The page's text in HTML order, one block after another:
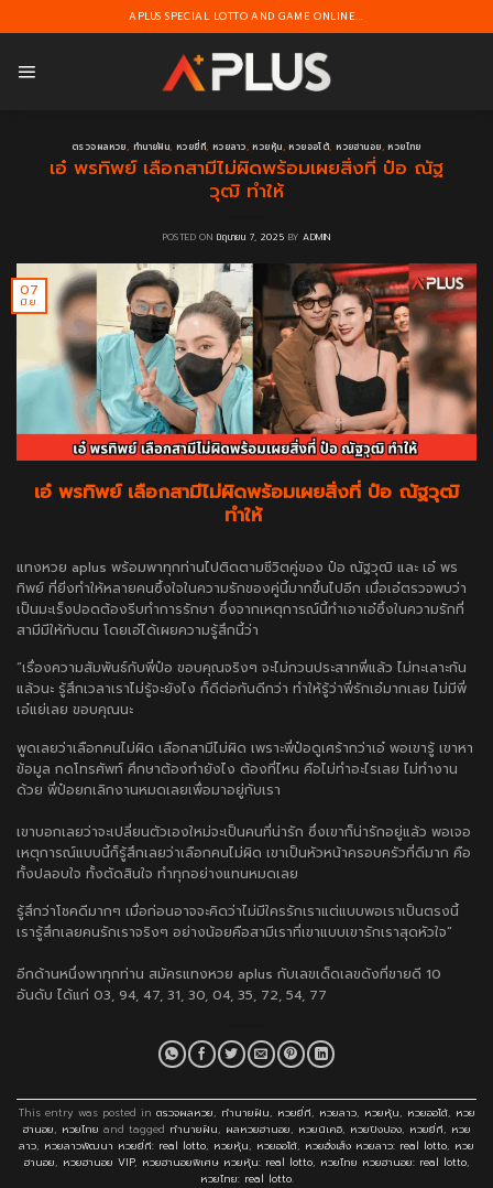
to
APLUS SPECIAL LOTTO AND GAME ONLINE...
ตรวจผลหวย, ทำนายฝัน, หวยยี่กี, หวยลาว, หวยหุ้น, หวยออโต้, หวยฮานอย, หวยไทย
เอ๋ พรทิพย์ เลือกสามีไม่ผิดพร้อมเผยสิ่งที่ ป๋อ ณัฐ
วุฒิ ทำให้
POSTED ON มิถุนายน 7, 2025 BYADMIN
07
มิ.ย.
เอ๋ พรทิพย์ เลือกสามีไม่ผิดพร้อมเผยสิ่งที่ ป๋อ ณัฐวุฒิ
ทำให้
แทงหวย aplus พร้อมพาทุกท่านไปติดตามชีวิตคู่ของ ป๋อ ณัฐวุฒิ และ เอ๋ พร
ทิพย์ ที่ยิ่งทำให้หลายคนซึ้งใจในความรักของคู่นี้มากขึ้นไปอีก เมื่อเอ๋ตรวจพบว่า
เป็นมะเร็งปอดต้องรีบทำการรักษา ซึ่งจากเหตุการณ์นี้ทำเอาเอ๋ซึ้งในความรักที่
สามีมีให้กับตน โดยเอ๋ได้เผยความรู้สึกนี้ว่า
“เรื่องความสัมพันธ์กับพี่ป๋อ ขอบคุณจริงๆ จะไม่กวนประสาทพี่แล้ว ไม่ทะเลาะกัน
แล้วนะ รู้สึกเวลาเราไม่รู้จะยังไง ก็ดีต่อกันดีกว่า ทำให้รู้ว่าพี่รักเอ๋มากเลย ไม่มีพี่
เอ๋แย่เลย ขอบคุณนะ
พูดเลยว่าเลือกคนไม่ผิด เลือกสามีไม่ผิด เพราะพี่ป๋อดูเศร้ากว่าเอ๋ พอเขารู้ เขาหา
ข้อมูล กดโทรศัพท์ ศึกษาต้องทำยังไง ต้องที่ไหน คือไม่ทำอะไรเลย ไม่ทำงาน
ด้วย พี่ป๋อยกเลิกงานหมดเลยเพื่อมาอยู่กับเรา
เขาบอกเลยว่าจะเปลี่ยนตัวเองใหม่จะเป็นคนที่น่ารัก ซึ่งเขาก็น่ารักอยู่แล้ว พอเจอ
เหตุการณ์แบบนี้ก็รู้สึกเลยว่าเลือกคนไม่ผิด เขาเป็นหัวหน้าครอบครัวที่ดีมาก คือ
ทั้งปลอบใจ ทั้งตัดสินใจ ทำทุกอย่างแทนหมดเลย
รู้สึกว่าโชคดีมากๆ เมื่อก่อนอาจจะคิดว่าไม่มีใครรักเราแต่แบบพอเราเป็นตรงนี้
เรารู้สึกเลยคนรักเราจริงๆ อย่างน้อยคือสามีเราที่เขาแบบเขารักเราสุดหัวใจ”
อีกด้านหนึ่งพาทุกท่าน สมัครแทงหวย aplus กับเลขเด็ดเลขดังที่ขายดี 10
อันดับ ได้แก่ 03, 94, 47, 31, 30, 04, 35, 72, 54, 77
This entry was posted in ตรวจผลหวย, ทำนายฝัน, หวยยี่กี, หวยลาว, หวยหุ้น, หวยออโต้, หวย
ฮานอย, หวยไทย and tagged ทำนายฝัน, ผลหวยฮานอย, หวยนิเคอิ, หวยปิงปอง, หวยยี่กี, หวย
ลาว, หวยลาวพัฒนา หวยยี่กี: real lotto, หวยหุ้น, หวยออโต้, หวยฮั่งเส็ง หวยลาว: real lotto, หวย
ฮานอย, หวยฮานอย VIP, หวยฮานอยพิเศษ หวยหุ้น: real lotto, หวยไทย หวยฮานอย: real lotto,
หวยไทย: real lotto.